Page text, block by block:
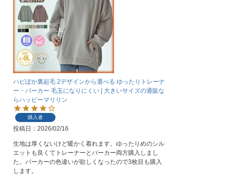
ハピぽか裏起毛 2デザインから選べる ゆったりトレーナ
ー・パーカー 毛玉になりにくい | 大きいサイズの通販な
らハッピーマリリン
購入者
投稿日 2026/02/16
生地は厚くないけど暖かく着れます。ゆったりめのシル
エットも良くてトレーナーとパーカー両方購入しまし
た。パーカーの色違いが欲しくなったので3枚目も購入
します。